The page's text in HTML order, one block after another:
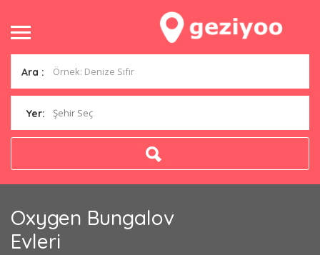
Ara :
Yer: Şehir Seç
Oxygen Bungalov
Evleri